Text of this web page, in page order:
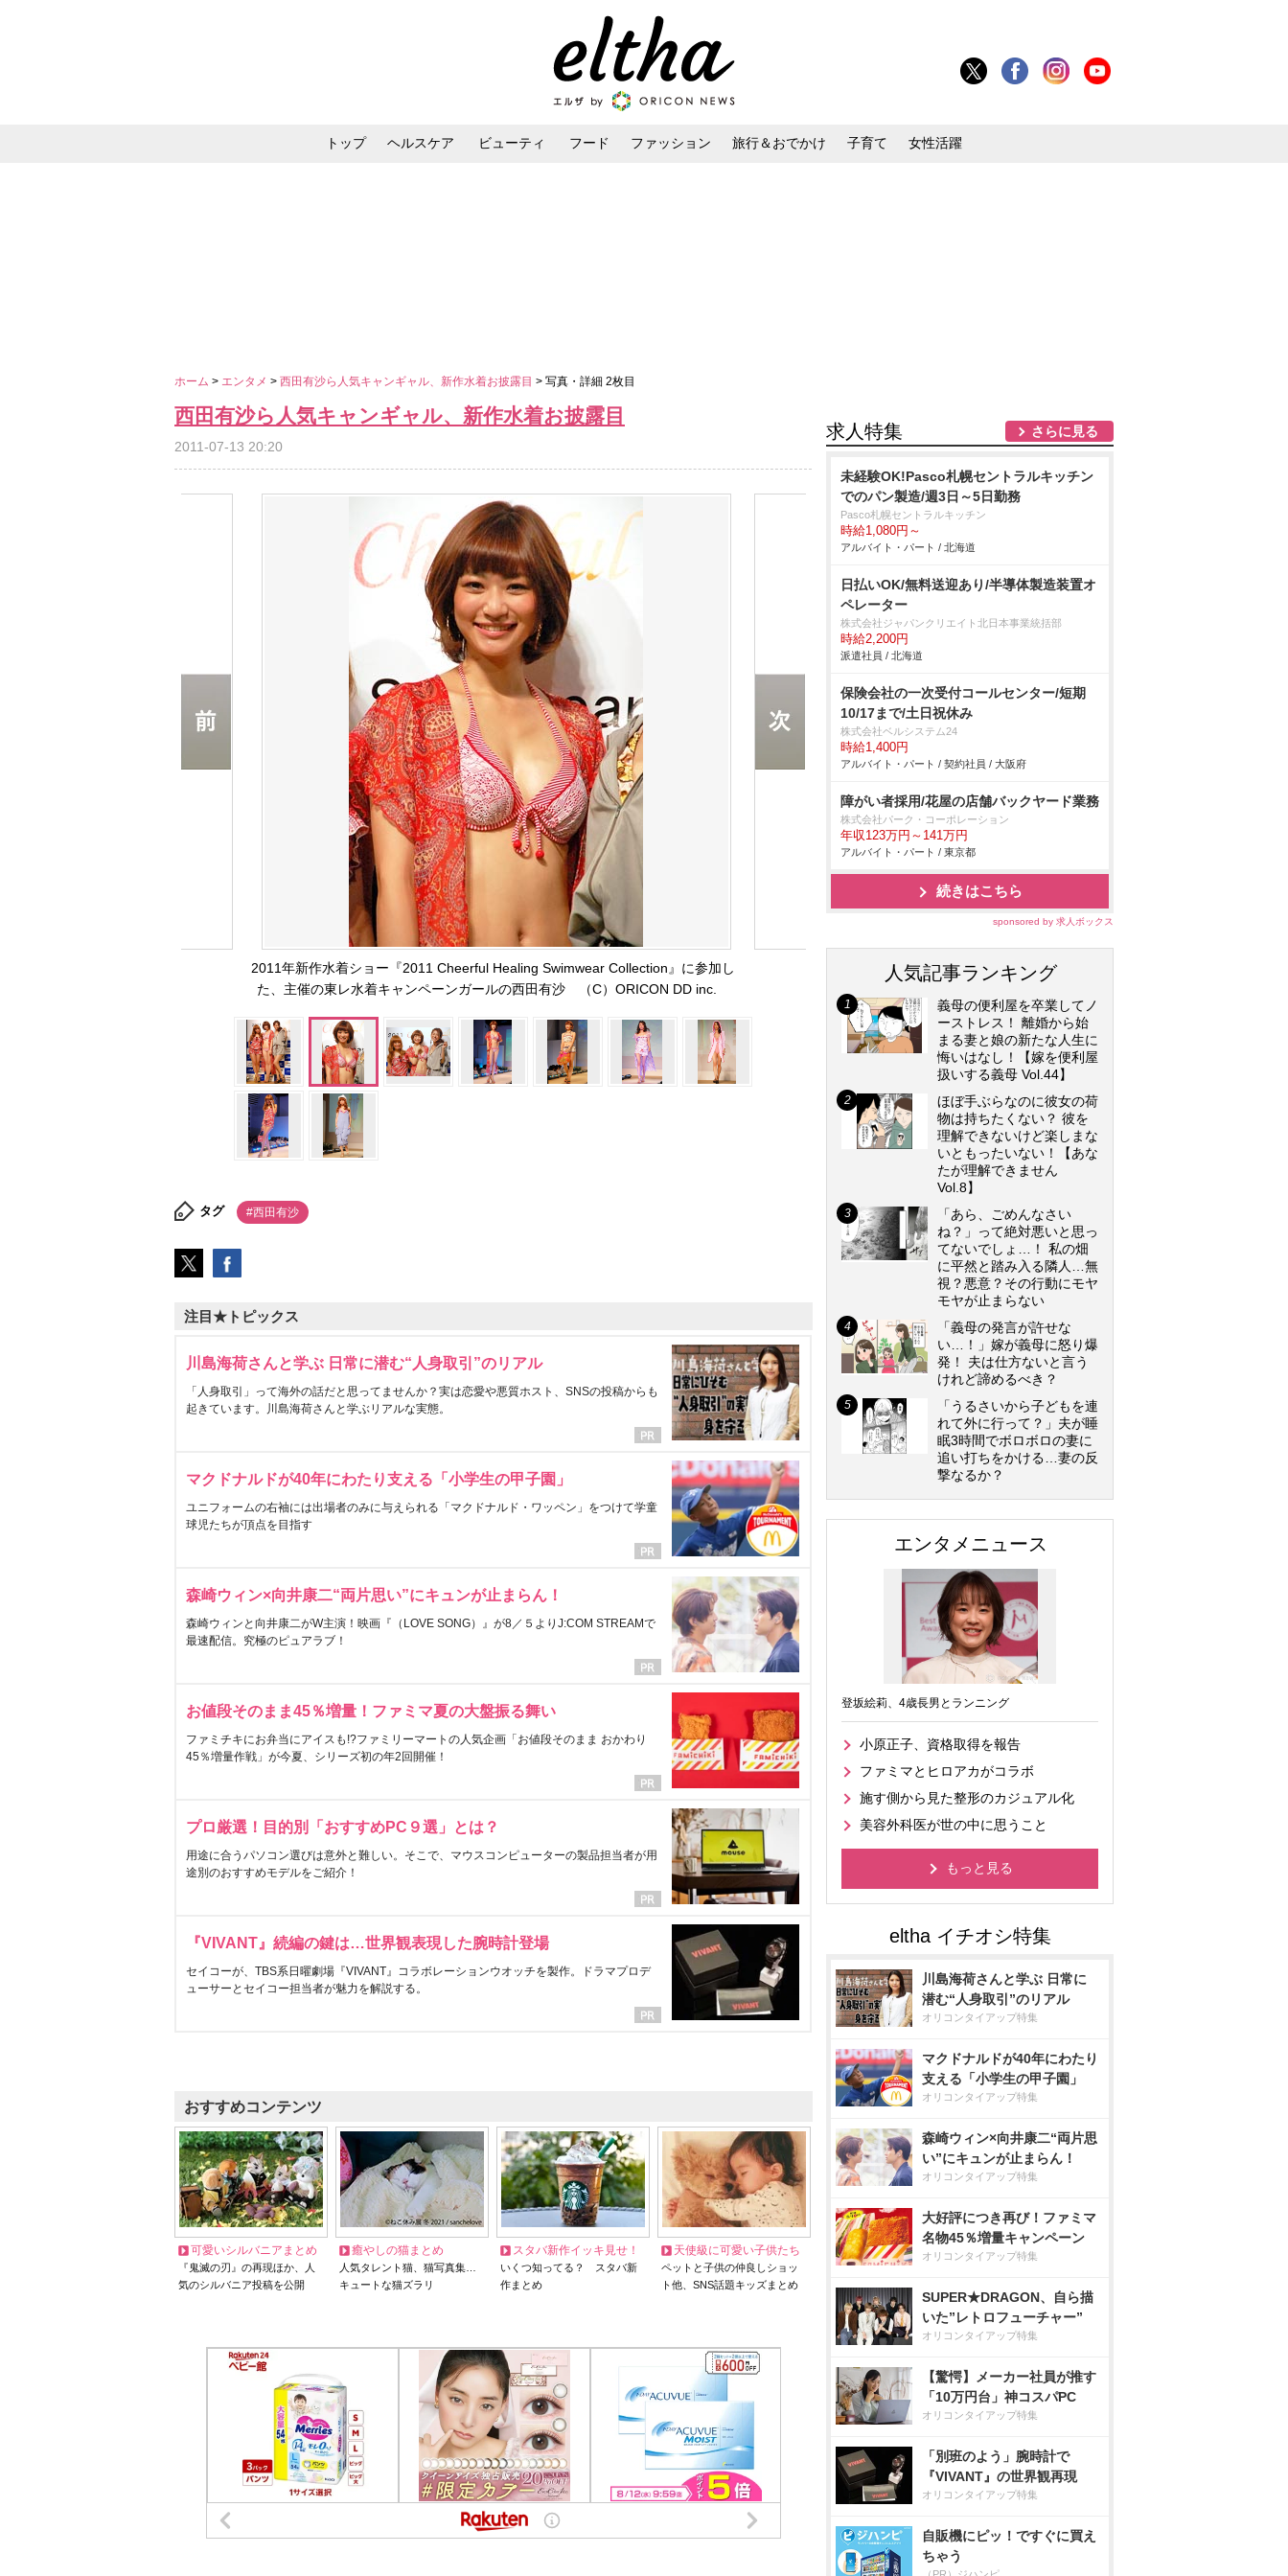
トップ ヘルスケア ビューティ フード ファッション 旅行＆おでかけ 子育て 女性活躍
ホーム > エンタメ > 西田有沙ら人気キャンギャル、新作水着お披露目 > 写真・詳細 2枚目
西田有沙ら人気キャンギャル、新作水着お披露目
2011-07-13 20:20
2011年新作水着ショー『2011 Cheerful Healing Swimwear Collection』に参加し
た、主催の東レ水着キャンペーンガールの西田有沙 （C）ORICON DD inc.
タグ #西田有沙
注目★トピックス
川島海荷さんと学ぶ 日常に潜む“人身取引”のリアル
「人身取引」って海外の話だと思ってませんか？実は恋愛や悪質ホスト、SNSの投稿からも
起きています。川島海荷さんと学ぶリアルな実態。
マクドナルドが40年にわたり支える「小学生の甲子園」
ユニフォームの右袖には出場者のみに与えられる「マクドナルド・ワッペン」をつけて学童
球児たちが頂点を目指す
森崎ウィン×向井康二“両片思い”にキュンが止まらん！
森崎ウィンと向井康二がW主演！映画『（LOVE SONG）』が8／５よりJ:COM STREAMで
最速配信。究極のピュアラブ！
お値段そのまま45％増量！ファミマ夏の大盤振る舞い
ファミチキにお弁当にアイスも!?ファミリーマートの人気企画「お値段そのまま おかわり
45％増量作戦」が今夏、シリーズ初の年2回開催！
プロ厳選！目的別「おすすめPC９選」とは？
用途に合うパソコン選びは意外と難しい。そこで、マウスコンピューターの製品担当者が用
途別のおすすめモデルをご紹介！
『VIVANT』続編の鍵は…世界観表現した腕時計登場
セイコーが、TBS系日曜劇場『VIVANT』コラボレーションウオッチを製作。ドラマプロデ
ューサーとセイコー担当者が魅力を解説する。
おすすめコンテンツ
可愛いシルバニアまとめ
『鬼滅の刃』の再現ほか、人
気のシルバニア投稿を公開
癒やしの猫まとめ
人気タレント猫、猫写真集…
キュートな猫ズラリ
スタバ新作イッキ見せ！
いくつ知ってる？ スタバ新
作まとめ
天使級に可愛い子供たち
ペットと子供の仲良しショッ
ト他、SNS話題キッズまとめ
求人特集 さらに見る
未経験OK!Pasco札幌セントラルキッチン
でのパン製造/週3日～5日勤務
Pasco札幌セントラルキッチン
時給1,080円～
アルバイト・パート / 北海道
日払いOK/無料送迎あり/半導体製造装置オ
ペレーター
株式会社ジャパンクリエイト北日本事業統括部
時給2,200円
派遣社員 / 北海道
保険会社の一次受付コールセンター/短期
10/17まで/土日祝休み
株式会社ベルシステム24
時給1,400円
アルバイト・パート / 契約社員 / 大阪府
障がい者採用/花屋の店舗バックヤード業務
株式会社パーク・コーポレーション
年収123万円～141万円
アルバイト・パート / 東京都
続きはこちら
sponsored by 求人ボックス
人気記事ランキング
義母の便利屋を卒業してノ
ーストレス！ 離婚から始
まる妻と娘の新たな人生に
悔いはなし！【嫁を便利屋
扱いする義母 Vol.44】
ほぼ手ぶらなのに彼女の荷
物は持ちたくない？ 彼を
理解できないけど楽しまな
いともったいない！【あな
たが理解できません
Vol.8】
「あら、ごめんなさい
ね？」って絶対悪いと思っ
てないでしょ…！ 私の畑
に平然と踏み入る隣人…無
視？悪意？その行動にモヤ
モヤが止まらない
「義母の発言が許せな
い…！」嫁が義母に怒り爆
発！ 夫は仕方ないと言う
けれど諦めるべき？
「うるさいから子どもを連
れて外に行って？」夫が睡
眠3時間でボロボロの妻に
追い打ちをかける…妻の反
撃なるか？
エンタメニュース
登坂絵莉、4歳長男とランニング
小原正子、資格取得を報告
ファミマとヒロアカがコラボ
施す側から見た整形のカジュアル化
美容外科医が世の中に思うこと
もっと見る
川島海荷さんと学ぶ 日常に
潜む“人身取引”のリアル
オリコンタイアップ特集
マクドナルドが40年にわたり
支える「小学生の甲子園」
オリコンタイアップ特集
森崎ウィン×向井康二“両片思
い”にキュンが止まらん！
オリコンタイアップ特集
大好評につき再び！ファミマ
名物45％増量キャンペーン
オリコンタイアップ特集
SUPER★DRAGON、自ら描
いた”レトロフューチャー”
オリコンタイアップ特集
【驚愕】メーカー社員が推す
「10万円台」神コスパPC
オリコンタイアップ特集
「別班のよう」腕時計で
『VIVANT』の世界観再現
オリコンタイアップ特集
自販機にピッ！ですぐに買え
ちゃう